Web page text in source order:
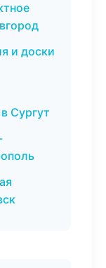
и доски
Сургут